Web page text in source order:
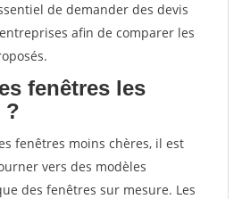
de demander des devis
afin de comparer les
fenêtres les
?
fenêtres moins chères, il est
vers des modèles
des fenêtres sur mesure. Les